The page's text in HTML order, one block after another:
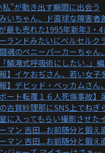
”が動き出す瞬間に出会う
みいちゃん、ド直球な障害者
最も売れた1995年新年3・4
ランドみたいにベルセルク
魂のペニーパーカーちゃん
鱗滝式呼吸術にしたい..」
報】イケおぢさん、若い女子
報】デビッド・ベッカムさん
ボート転覆１６人死傷事故】
古賀紗理那にSNS上でねぎ
に入ってもらい撮影させた
マン 吉田...お前随分と鍛え
マン 吉田...お前随分と鍛え